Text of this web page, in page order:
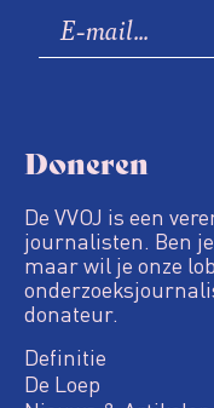
Doneren
De VVOJ is een
journalisten. Ben
maar wil je onze
donateur.
Definitie
De Loep